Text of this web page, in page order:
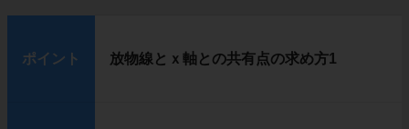
ポイント 放物線とｘ軸との共有点の求め方1